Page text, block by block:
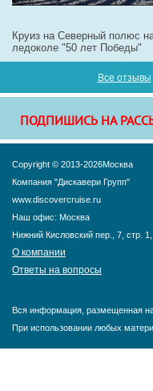
Круиз на Северный полюс
ледоколе "50 лет Победы"
Все отзывы
ПОДПИШИСЬ НА
Copyright © 2013-2026Москва
Компания "Дискавери Групп"
www.discovercruise.ru
Наш офис: Москва
Нижний Кисловский пер., 7, стр. 1,
О компании
Ответы на вопросы
Вся информация, размещенная
При использовании любых